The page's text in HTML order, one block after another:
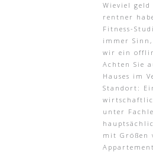
Wieviel
rentner
Fitness-
immer
wir ein
Achten Sie
Hauses im
Standort:
unter
mit Größen